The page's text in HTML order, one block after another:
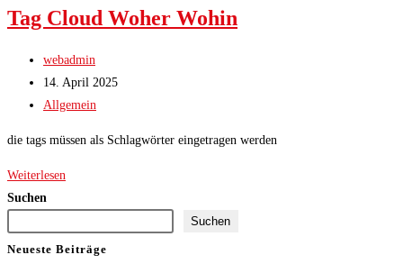
Tag Cloud Woher Wohin
Beitrags-
Autor:
webadmin
Beitrag
veröffentlicht:
14. April 2025
Beitrags-
Allgemein
die tags müssen als Schlagwörter eingetragen werden
Weiterlesen
Wohin
Suchen
Suchen
Neueste Beiträge